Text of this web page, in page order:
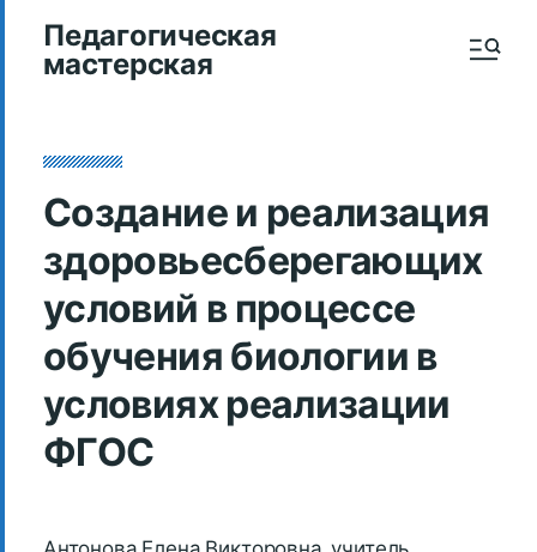
Педагогическая
мастерская
Создание и реализация
здоровьесберегающих
условий в процессе
обучения биологии в
условиях реализации
ФГОС